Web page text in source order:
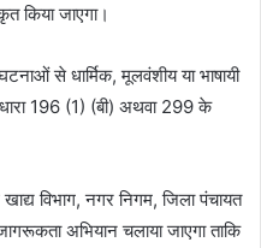
किया जाएगा।
से धार्मिक, मूलवंशीय या भाषायी
196 (1) (बी) अथवा 299 के
विभाग, नगर निगम, जिला पंचायत
अभियान चलाया जाएगा ताकि